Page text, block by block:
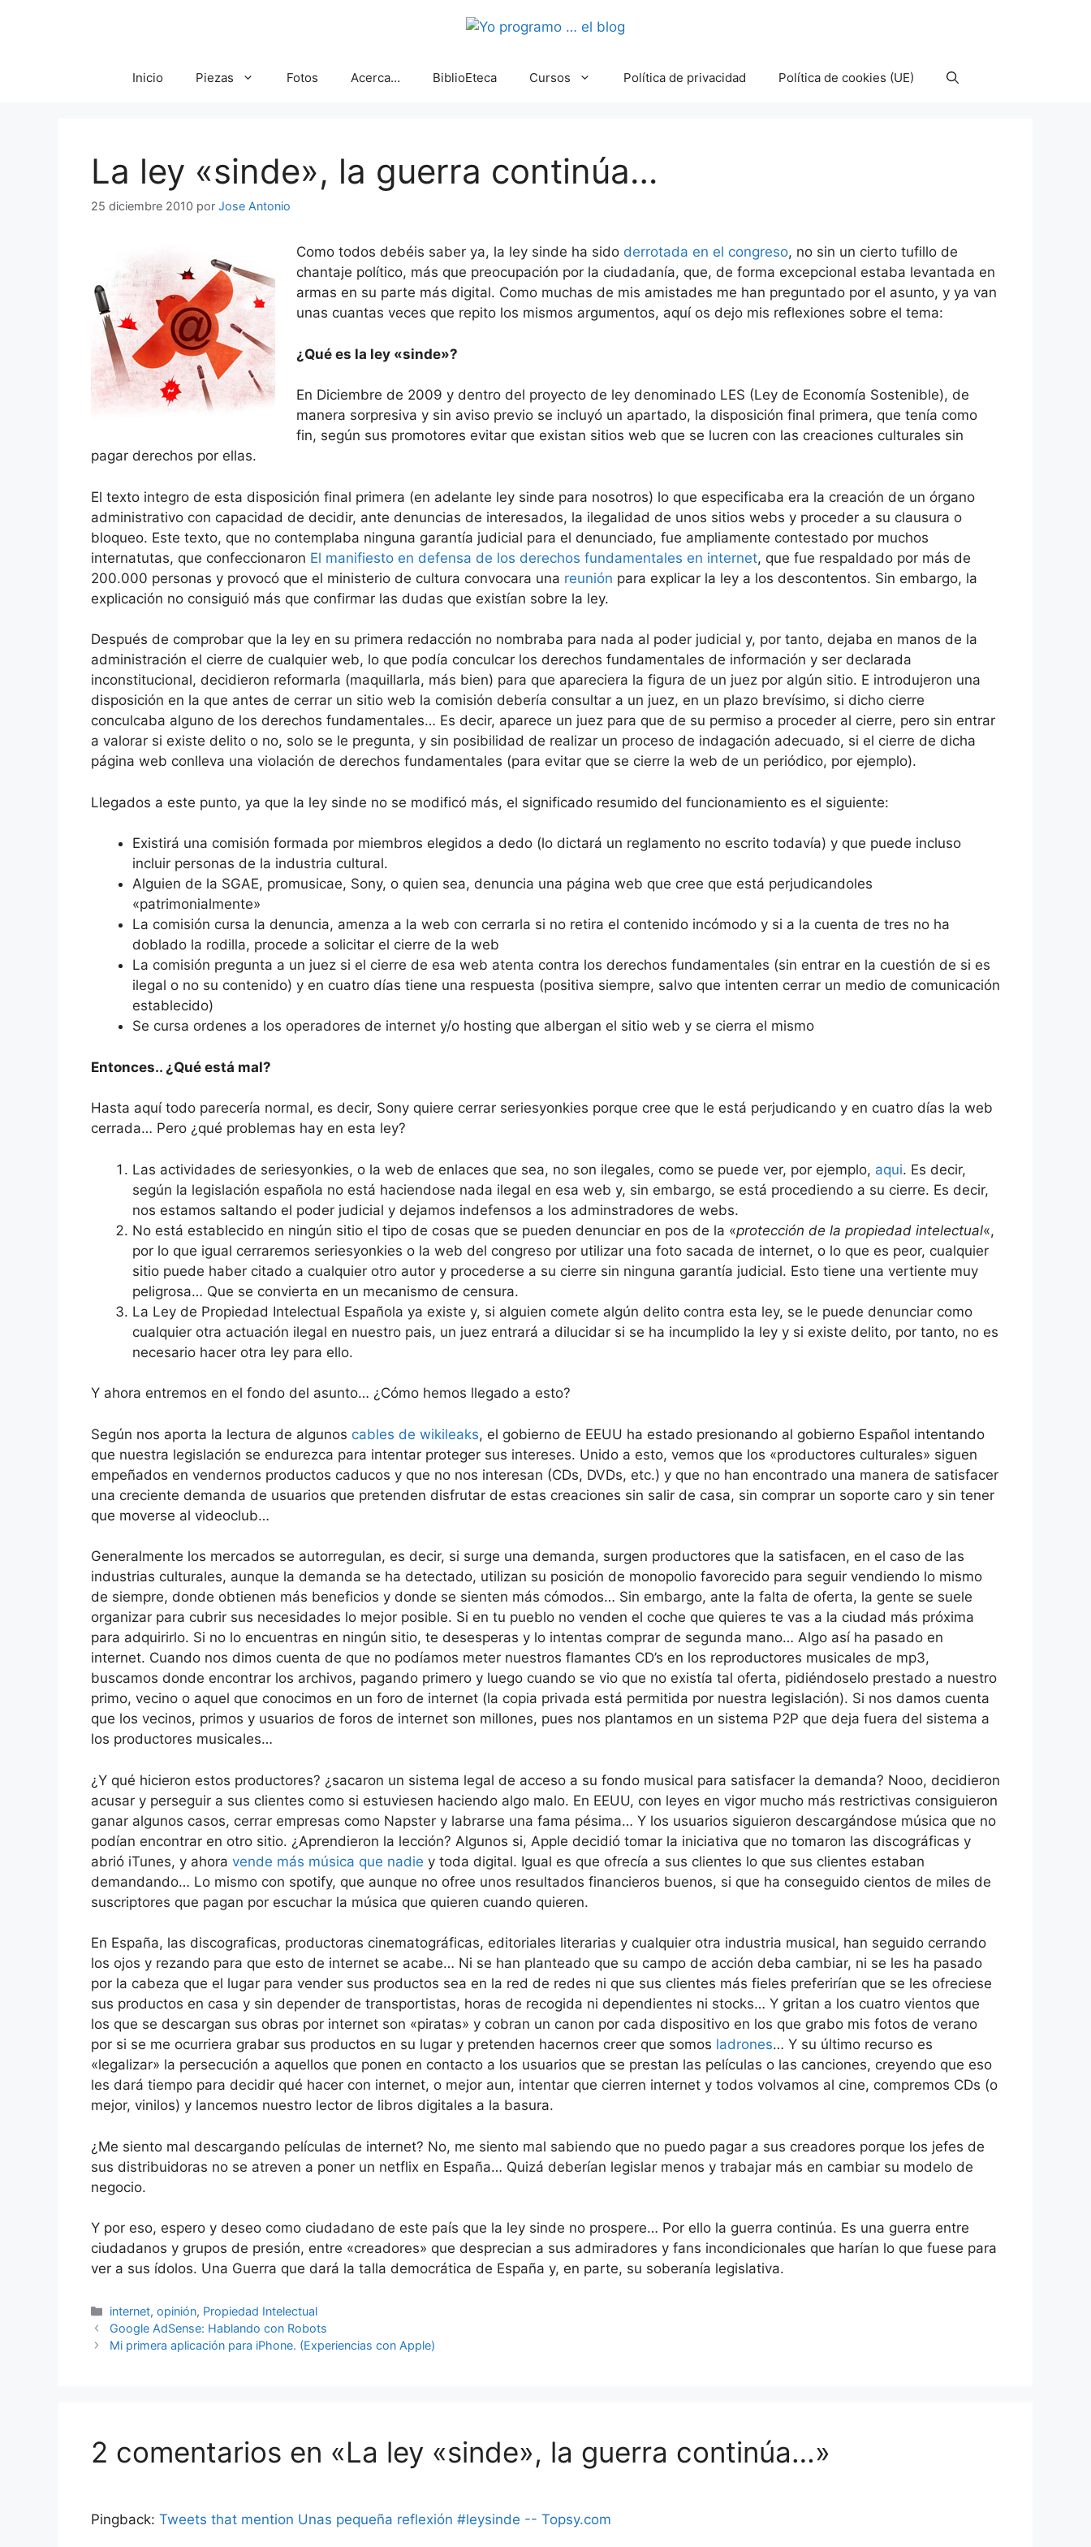
Inicio Piezas Fotos Acerca… BiblioEteca Cursos Política de privacidad Política de cookies (UE)
La ley «sinde», la guerra continúa…
25 diciembre 2010 por Jose Antonio
Como todos debéis saber ya, la ley sinde ha sido derrotada en el congreso, no sin un cierto tufillo de
chantaje político, más que preocupación por la ciudadanía, que, de forma excepcional estaba levantada en
armas en su parte más digital. Como muchas de mis amistades me han preguntado por el asunto, y ya van
unas cuantas veces que repito los mismos argumentos, aquí os dejo mis reflexiones sobre el tema:
¿Qué es la ley «sinde»?
En Diciembre de 2009 y dentro del proyecto de ley denominado LES (Ley de Economía Sostenible), de
manera sorpresiva y sin aviso previo se incluyó un apartado, la disposición final primera, que tenía como
fin, según sus promotores evitar que existan sitios web que se lucren con las creaciones culturales sin
pagar derechos por ellas.
El texto integro de esta disposición final primera (en adelante ley sinde para nosotros) lo que especificaba era la creación de un órgano
administrativo con capacidad de decidir, ante denuncias de interesados, la ilegalidad de unos sitios webs y proceder a su clausura o
bloqueo. Este texto, que no contemplaba ninguna garantía judicial para el denunciado, fue ampliamente contestado por muchos
internatutas, que confeccionaron El manifiesto en defensa de los derechos fundamentales en internet, que fue respaldado por más de
200.000 personas y provocó que el ministerio de cultura convocara una reunión para explicar la ley a los descontentos. Sin embargo, la
explicación no consiguió más que confirmar las dudas que existían sobre la ley.
Después de comprobar que la ley en su primera redacción no nombraba para nada al poder judicial y, por tanto, dejaba en manos de la
administración el cierre de cualquier web, lo que podía conculcar los derechos fundamentales de información y ser declarada
inconstitucional, decidieron reformarla (maquillarla, más bien) para que apareciera la figura de un juez por algún sitio. E introdujeron una
disposición en la que antes de cerrar un sitio web la comisión debería consultar a un juez, en un plazo brevísimo, si dicho cierre
conculcaba alguno de los derechos fundamentales… Es decir, aparece un juez para que de su permiso a proceder al cierre, pero sin entrar
a valorar si existe delito o no, solo se le pregunta, y sin posibilidad de realizar un proceso de indagación adecuado, si el cierre de dicha
página web conlleva una violación de derechos fundamentales (para evitar que se cierre la web de un periódico, por ejemplo).
Llegados a este punto, ya que la ley sinde no se modificó más, el significado resumido del funcionamiento es el siguiente:
Existirá una comisión formada por miembros elegidos a dedo (lo dictará un reglamento no escrito todavía) y que puede incluso
incluir personas de la industria cultural.
Alguien de la SGAE, promusicae, Sony, o quien sea, denuncia una página web que cree que está perjudicandoles
«patrimonialmente»
La comisión cursa la denuncia, amenza a la web con cerrarla si no retira el contenido incómodo y si a la cuenta de tres no ha
doblado la rodilla, procede a solicitar el cierre de la web
La comisión pregunta a un juez si el cierre de esa web atenta contra los derechos fundamentales (sin entrar en la cuestión de si es
ilegal o no su contenido) y en cuatro días tiene una respuesta (positiva siempre, salvo que intenten cerrar un medio de comunicación
establecido)
Se cursa ordenes a los operadores de internet y/o hosting que albergan el sitio web y se cierra el mismo
Entonces.. ¿Qué está mal?
Hasta aquí todo parecería normal, es decir, Sony quiere cerrar seriesyonkies porque cree que le está perjudicando y en cuatro días la web
cerrada… Pero ¿qué problemas hay en esta ley?
Las actividades de seriesyonkies, o la web de enlaces que sea, no son ilegales, como se puede ver, por ejemplo, aqui. Es decir,
según la legislación española no está haciendose nada ilegal en esa web y, sin embargo, se está procediendo a su cierre. Es decir,
nos estamos saltando el poder judicial y dejamos indefensos a los adminstradores de webs.
No está establecido en ningún sitio el tipo de cosas que se pueden denunciar en pos de la «protección de la propiedad intelectual«,
por lo que igual cerraremos seriesyonkies o la web del congreso por utilizar una foto sacada de internet, o lo que es peor, cualquier
sitio puede haber citado a cualquier otro autor y procederse a su cierre sin ninguna garantía judicial. Esto tiene una vertiente muy
peligrosa… Que se convierta en un mecanismo de censura.
La Ley de Propiedad Intelectual Española ya existe y, si alguien comete algún delito contra esta ley, se le puede denunciar como
cualquier otra actuación ilegal en nuestro pais, un juez entrará a dilucidar si se ha incumplido la ley y si existe delito, por tanto, no es
necesario hacer otra ley para ello.
Y ahora entremos en el fondo del asunto… ¿Cómo hemos llegado a esto?
Según nos aporta la lectura de algunos cables de wikileaks, el gobierno de EEUU ha estado presionando al gobierno Español intentando
que nuestra legislación se endurezca para intentar proteger sus intereses. Unido a esto, vemos que los «productores culturales» siguen
empeñados en vendernos productos caducos y que no nos interesan (CDs, DVDs, etc.) y que no han encontrado una manera de satisfacer
una creciente demanda de usuarios que pretenden disfrutar de estas creaciones sin salir de casa, sin comprar un soporte caro y sin tener
que moverse al videoclub…
Generalmente los mercados se autorregulan, es decir, si surge una demanda, surgen productores que la satisfacen, en el caso de las
industrias culturales, aunque la demanda se ha detectado, utilizan su posición de monopolio favorecido para seguir vendiendo lo mismo
de siempre, donde obtienen más beneficios y donde se sienten más cómodos… Sin embargo, ante la falta de oferta, la gente se suele
organizar para cubrir sus necesidades lo mejor posible. Si en tu pueblo no venden el coche que quieres te vas a la ciudad más próxima
para adquirirlo. Si no lo encuentras en ningún sitio, te desesperas y lo intentas comprar de segunda mano… Algo así ha pasado en
internet. Cuando nos dimos cuenta de que no podíamos meter nuestros flamantes CD’s en los reproductores musicales de mp3,
buscamos donde encontrar los archivos, pagando primero y luego cuando se vio que no existía tal oferta, pidiéndoselo prestado a nuestro
primo, vecino o aquel que conocimos en un foro de internet (la copia privada está permitida por nuestra legislación). Si nos damos cuenta
que los vecinos, primos y usuarios de foros de internet son millones, pues nos plantamos en un sistema P2P que deja fuera del sistema a
los productores musicales…
¿Y qué hicieron estos productores? ¿sacaron un sistema legal de acceso a su fondo musical para satisfacer la demanda? Nooo, decidieron
acusar y perseguir a sus clientes como si estuviesen haciendo algo malo. En EEUU, con leyes en vigor mucho más restrictivas consiguieron
ganar algunos casos, cerrar empresas como Napster y labrarse una fama pésima… Y los usuarios siguieron descargándose música que no
podían encontrar en otro sitio. ¿Aprendieron la lección? Algunos si, Apple decidió tomar la iniciativa que no tomaron las discográficas y
abrió iTunes, y ahora vende más música que nadie y toda digital. Igual es que ofrecía a sus clientes lo que sus clientes estaban
demandando… Lo mismo con spotify, que aunque no ofree unos resultados financieros buenos, si que ha conseguido cientos de miles de
suscriptores que pagan por escuchar la música que quieren cuando quieren.
En España, las discograficas, productoras cinematográficas, editoriales literarias y cualquier otra industria musical, han seguido cerrando
los ojos y rezando para que esto de internet se acabe… Ni se han planteado que su campo de acción deba cambiar, ni se les ha pasado
por la cabeza que el lugar para vender sus productos sea en la red de redes ni que sus clientes más fieles preferirían que se les ofreciese
sus productos en casa y sin depender de transportistas, horas de recogida ni dependientes ni stocks… Y gritan a los cuatro vientos que
los que se descargan sus obras por internet son «piratas» y cobran un canon por cada dispositivo en los que grabo mis fotos de verano
por si se me ocurriera grabar sus productos en su lugar y pretenden hacernos creer que somos ladrones… Y su último recurso es
«legalizar» la persecución a aquellos que ponen en contacto a los usuarios que se prestan las películas o las canciones, creyendo que eso
les dará tiempo para decidir qué hacer con internet, o mejor aun, intentar que cierren internet y todos volvamos al cine, compremos CDs (o
mejor, vinilos) y lancemos nuestro lector de libros digitales a la basura.
¿Me siento mal descargando películas de internet? No, me siento mal sabiendo que no puedo pagar a sus creadores porque los jefes de
sus distribuidoras no se atreven a poner un netflix en España… Quizá deberían legislar menos y trabajar más en cambiar su modelo de
negocio.
Y por eso, espero y deseo como ciudadano de este país que la ley sinde no prospere… Por ello la guerra continúa. Es una guerra entre
ciudadanos y grupos de presión, entre «creadores» que desprecian a sus admiradores y fans incondicionales que harían lo que fuese para
ver a sus ídolos. Una Guerra que dará la talla democrática de España y, en parte, su soberanía legislativa.
Categorías
internet,opinión, Propiedad Intelectual
Google AdSense: Hablando con Robots
Mi primera aplicación para iPhone. (Experiencias con Apple)
2 comentarios en «La ley «sinde», la guerra continúa…»
Pingback: Tweets that mention Unas pequeña reflexión #leysinde -- Topsy.com